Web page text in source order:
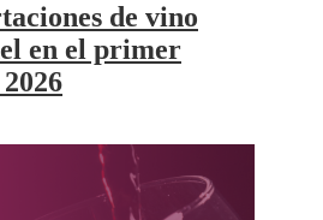
de vino
en el primer